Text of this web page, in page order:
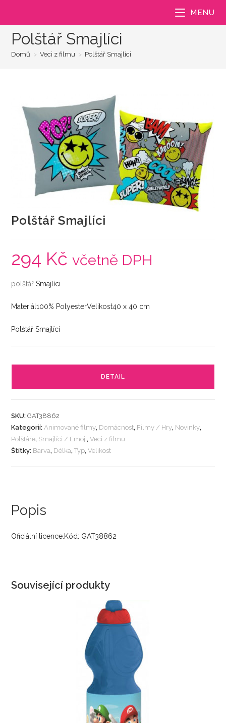
MENU
Polštář Smajlíci
Domů > Veci z filmu > Polštář Smajlíci
Polštář Smajlíci
294 Kč včetně DPH
polštář Smajlíci
Materiál100% PolyesterVelikost40 x 40 cm
Polštář Smajlíci
DETAIL
SKU:GAT38862
Kategorií: Animované filmy, Domácnost, Filmy / Hry, Novinky,
Polštáře, Smajlíci / Emoji,Veci z filmu
Štítky: Barva, Délka,Typ,Velikost
Popis
Oficiální licence.Kód: GAT38862
Související produkty